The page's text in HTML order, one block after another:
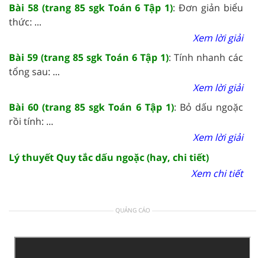
Bài 58 (trang 85 sgk Toán 6 Tập 1): Đơn giản biểu
thức: ...
Xem lời giải
Bài 59 (trang 85 sgk Toán 6 Tập 1): Tính nhanh các
tổng sau: ...
Xem lời giải
Bài 60 (trang 85 sgk Toán 6 Tập 1): Bỏ dấu ngoặc
rồi tính: ...
Xem lời giải
Lý thuyết Quy tắc dấu ngoặc (hay, chi tiết)
Xem chi tiết
QUẢNG CÁO